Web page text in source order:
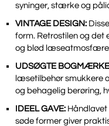
syninger, stærke og
VINTAGE DESIGN:
form. Retrostilen og det
og blød læseatmosfære
UDSØGTE
læsetilbehør smukkere
og behagelig berøring,
IDEEL GAVE:
søde former giver